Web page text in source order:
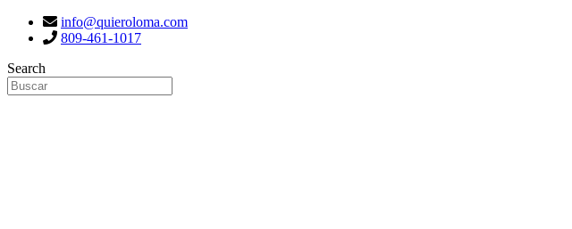
info@quieroloma.com
809-461-1017
Search